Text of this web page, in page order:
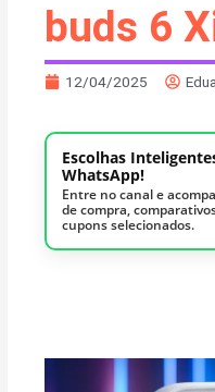
buds 6
12/04/2025
Escolhas
WhatsApp!
Entre no canal e
de compra,
cupons selecionados.